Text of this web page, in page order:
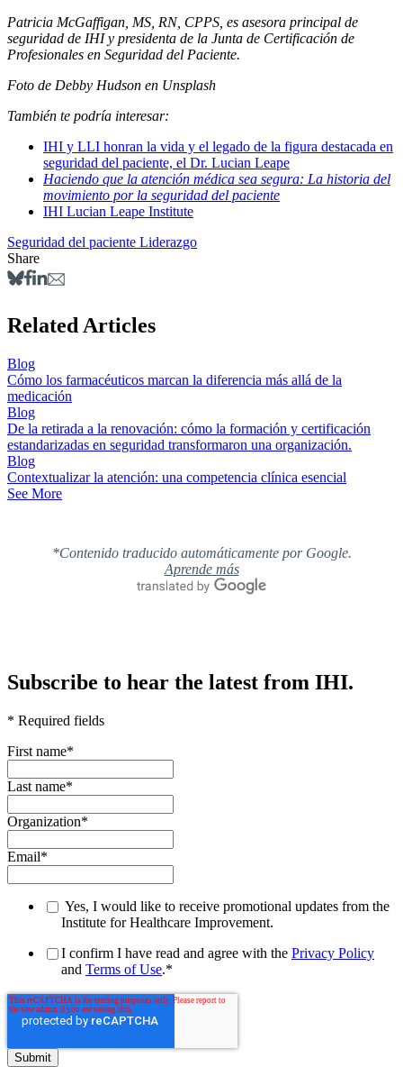
Patricia McGaffigan, MS, RN, CPPS, es asesora principal de
seguridad de IHI y presidenta de la Junta de Certificación de
Profesionales en Seguridad del Paciente.
Foto de Debby Hudson en Unsplash
También te podría interesar:
IHI y LLI honran la vida y el legado de la figura destacada en
seguridad del paciente, el Dr. Lucian Leape
Haciendo que la atención médica sea segura: La historia del
movimiento por la seguridad del paciente
IHI Lucian Leape Institute
Seguridad del paciente Liderazgo
Share
Related Articles
Blog
Cómo los farmacéuticos marcan la diferencia más allá de la
medicación
Blog
De la retirada a la renovación: cómo la formación y certificación
estandarizadas en seguridad transformaron una organización.
Blog
Contextualizar la atención: una competencia clínica esencial
See More
*Contenido traducido automáticamente por Google.
Aprende más
Subscribe to hear the latest from IHI.
* Required fields
First name*
Last name*
Organization*
Email*
Yes, I would like to receive promotional updates from the
Institute for Healthcare Improvement.
I confirm I have read and agree with the Privacy Policy
and Terms of Use.*